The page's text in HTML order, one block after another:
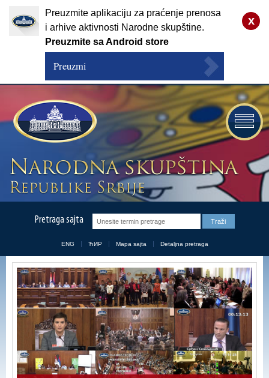
x
Preuzmite aplikaciju za praćenje prenosa
i arhive aktivnosti Narodne skupštine.
Preuzmite sa Android store
Preuzmi
Pretraga sajta
ENG ЋИР Mapa sajta Detaljna pretraga